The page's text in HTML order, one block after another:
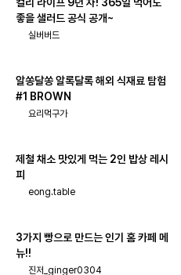
좋을 샐러드 공식 공개~
실버버드
알쏭달쏭 알록달록 해외 식재료 탐험
#1 BROWN
요리먹구가
제철 채소 맛있게 먹는 2인 밥상 레시
피
eong.table
3가지 빵으로 만드는 인기 홈 카페 메
뉴!!
진저_ginger0304